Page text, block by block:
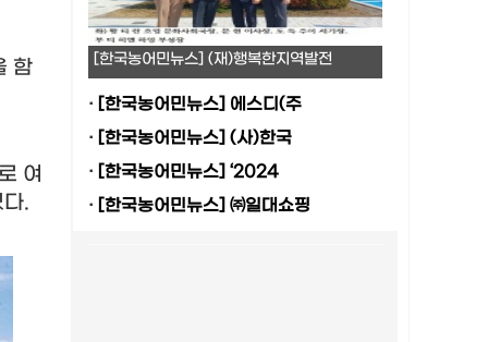
함
여
다.
[한국농어민뉴스] (재)행복한지역발전
· [한국농어민뉴스] 에스디(주
· [한국농어민뉴스] (사)한국
· [한국농어민뉴스] ‘2024
· [한국농어민뉴스] ㈜일대쇼핑